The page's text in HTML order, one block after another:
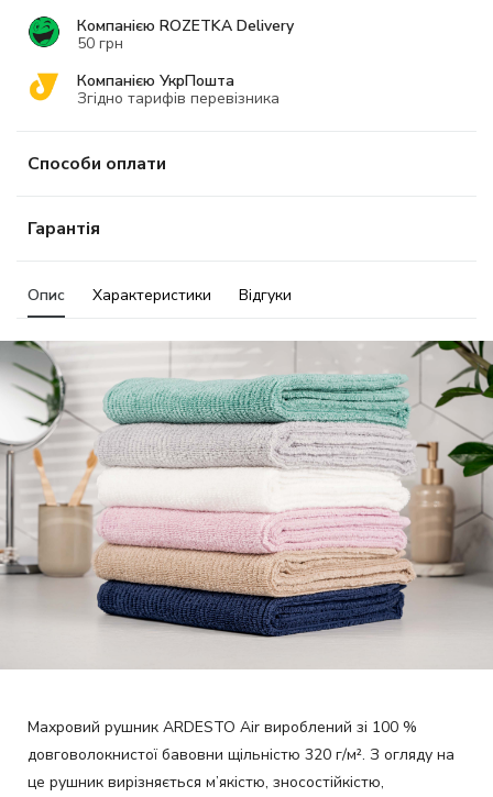
Компанією ROZETKA Delivery
50 грн
Компанією УкрПошта
Згідно тарифів перевізника
Способи оплати
Гарантія
Опис Характеристики Відгуки
Махровий рушник ARDESTO Air вироблений зі 100 %
довговолокнистої бавовни щільністю 320 г/м². З огляду на
це рушник вирізняється м’якістю, зносостійкістю,